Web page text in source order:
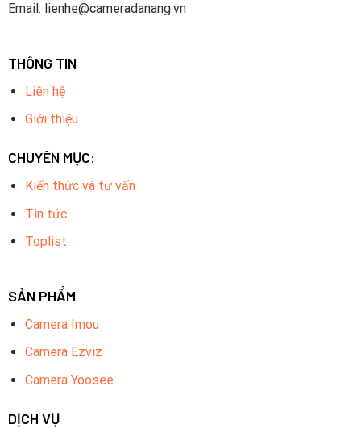
Email: lienhe@cameradanang.vn
THÔNG TIN
Liên hệ
Giới thiệu
CHUYÊN MỤC:
Kiến thức và tư vấn
Tin tức
Toplist
SẢN PHẨM
Camera Imou
Camera Ezviz
Camera Yoosee
DỊCH VỤ